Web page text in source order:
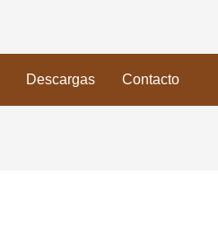
Descargas Contacto